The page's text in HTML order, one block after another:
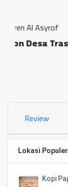
Review
Lokasi Populer
Kopi